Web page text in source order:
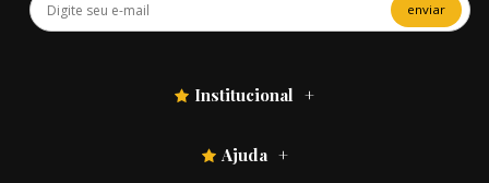
enviar
Institucional
Ajuda